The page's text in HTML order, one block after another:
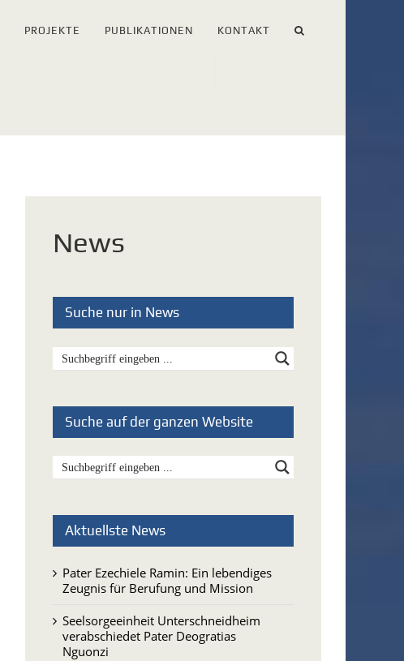
PROJEKTE PUBLIKATIONEN KONTAKT
News
Suche nur in News
Suche auf der ganzen Website
Aktuellste News
Pater Ezechiele Ramin: Ein lebendiges
Zeugnis für Berufung und Mission
Seelsorgeeinheit Unterschneidheim
verabschiedet Pater Deogratias
Nguonzi